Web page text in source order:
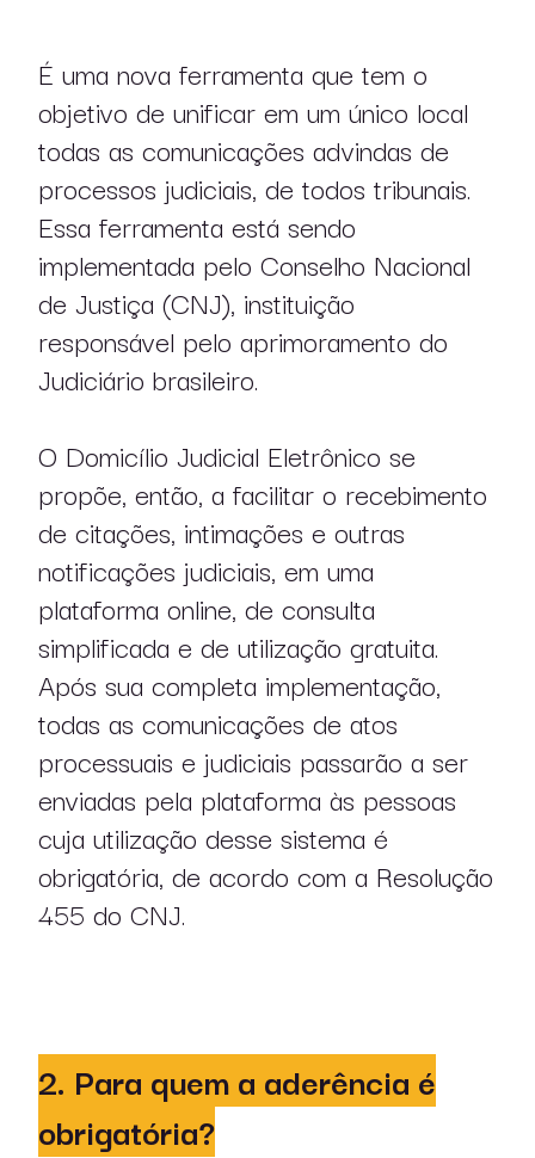
É uma nova ferramenta que tem o
objetivo de unificar em um único local
todas as comunicações advindas de
processos judiciais, de todos tribunais.
Essa ferramenta está sendo
implementada pelo Conselho Nacional
de Justiça (CNJ), instituição
responsável pelo aprimoramento do
Judiciário brasileiro.
O Domicílio Judicial Eletrônico se
propõe, então, a facilitar o recebimento
de citações, intimações e outras
notificações judiciais, em uma
plataforma online, de consulta
simplificada e de utilização gratuita.
Após sua completa implementação,
todas as comunicações de atos
processuais e judiciais passarão a ser
enviadas pela plataforma às pessoas
cuja utilização desse sistema é
obrigatória, de acordo com a Resolução
455 do CNJ.
2. Para quem a aderência é
obrigatória?